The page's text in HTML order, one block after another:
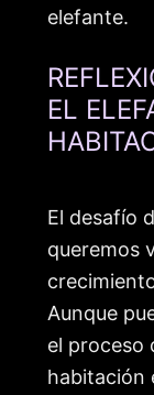
elefante.
EL
El desafío
queremos
Aunque
el proceso
habitación